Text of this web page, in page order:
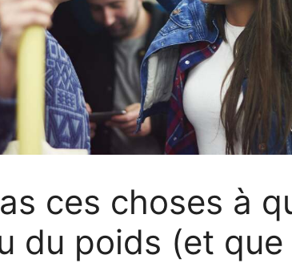
ces choses à
du poids (et que